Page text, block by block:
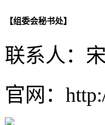
【组委会秘书处】
联系人：
官网：